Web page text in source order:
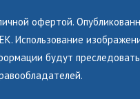
офертой.
Использование
будут